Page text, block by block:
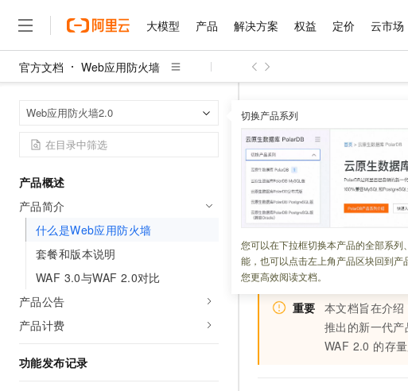
大模型 产品 解决方案 权益 定价 云市场
官方文档 Web应用防火墙
Web应用防火墙2.0 切换产品系列
您可以在下拉框切换本产品的全部系列
能，也可以点击左上角产品区块回到产
您更高效阅读文档。
产品概述
产品简介
什么是Web应用防火墙
套餐和版本说明
WAF 3.0与WAF 2.0对比
产品公告
产品计费
功能发布记录
什么是Web应用
更新时间： 2026-06-23 04:22:45
应用防火墙（Web
有效识别 Web 业务流量的恶
被恶意入侵导致性能异常等
重要 本文档旨在介
推出的新一代
WAF 2.0 的存
大模型
大模型
文本生成
Qwen3.8-Max HOT
智能体时代全能旗舰模型
Qwen3.7-Plus
能看、能想、能动手的多模态智能体模
Qwen3-VL-Plus
产品
精选产品
人工智能与机器学习
容器
存储
安全
精选产品
大模型服务平台百炼
大模型服务与应用平台
千问大模型
多元化、高性能、安全可靠的大模型服
无影云电脑
随时随地安全接入的云上超级电脑
云解析DNS
云原生大数据计算服务
面向分析的企业级SaaS模式云数据仓库
解决方案
精选解决方案
AI
大数据
现代化应用
网络
精选解决方案
千问办公，解锁你的工作新方式
企业级Agent产品，直接交付可用成果
Agency Agents：拥有专属领域专家
HappyHorse 打造一站式影视创作平台
快速拥有专属 OpenClaw
权益 普惠上云
普惠上云 官方力荐
云服务器38元/年起，超值低价云产品抢
官方推荐返现计划
推荐新用户得奖励，单订单最高返9万
云工开物
高校专属算力普惠，学生认证享300元
免费试用
解决方案免费试用 新老同享
最高领取价值200元试用点，立即开启
AI 产品 免费试用
定价 产品定价
了解云产品的定价详情
云上成本管理
管理和优化成本
云市场 精选商城
网站建设
多端小程序
Salesforce 国际版订阅
友盟天域
观测云
Tuya 物联网平台阿里云版
蓝凌 OA
伙伴 成为销售伙伴
分销伙伴
咨询伙伴
销售伙伴合作计划
Salesforce On Alibaba Cloud
Consulting Partner 合作计划
AI 大模型销售与服务生态合作计划
服务 售前咨询
在线服务
售后服务
自助服务
工单服务
短信专区
了解阿里云 为什么选择阿里云
什么是云计算
技术领先
稳定可靠
安全合规
分析师报告
研究报告与白皮书
天池大赛